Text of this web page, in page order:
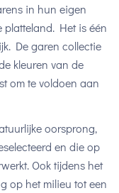
in hun eigen
Het is één
De garen collectie
kleuren van de
om te voldoen aan
oorsprong,
en die op
Ook tijdens het
op het milieu tot een